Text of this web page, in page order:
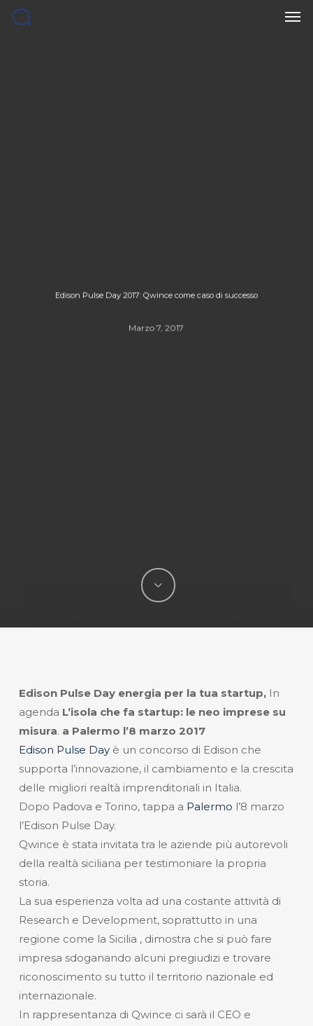
Skip
Edison Pulse Day 2017: Qwince come caso di successo
Marzo 7, 2017
Edison Pulse Day energia per la tua startup, In
agenda L’isola che fa startup: le neo imprese su
misura. a Palermo l’8 marzo 2017
Edison Pulse Dayè un concorso di Edison che
supporta l’innovazione, il cambiamento e la crescita
delle migliori realtà imprenditoriali in Italia.
Dopo Padova e Torino, tappa a Palermo l’8 marzo
l’Edison Pulse Day.
Qwince è stata invitata tra le aziende più autorevoli
della realtà siciliana per testimoniare la propria
storia.
La sua esperienza volta ad una costante attività di
Research e Development, soprattutto in una
regione come la Sicilia , dimostra che si può fare
impresa sdoganando alcuni pregiudizi e trovare
riconoscimento su tutto il territorio nazionale ed
internazionale.
In rappresentanza di Qwince ci sarà il CEO e